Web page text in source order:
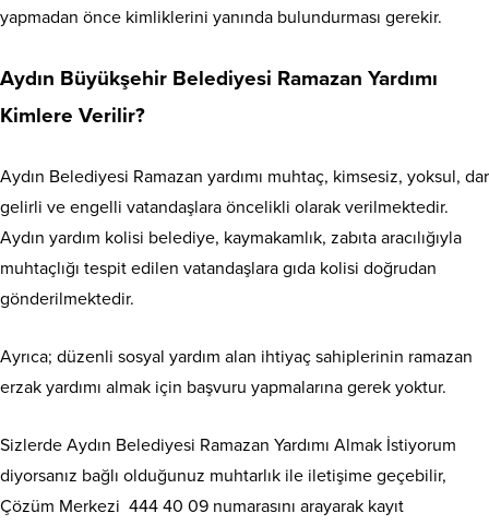
yapmadan önce kimliklerini yanında bulundurması gerekir.
Aydın Büyükşehir Belediyesi Ramazan Yardımı
Kimlere Verilir?
Aydın Belediyesi Ramazan yardımı muhtaç, kimsesiz, yoksul, dar
gelirli ve engelli vatandaşlara öncelikli olarak verilmektedir.
Aydın yardım kolisi belediye, kaymakamlık, zabıta aracılığıyla
muhtaçlığı tespit edilen vatandaşlara gıda kolisi doğrudan
gönderilmektedir.
Ayrıca; düzenli sosyal yardım alan ihtiyaç sahiplerinin ramazan
erzak yardımı almak için başvuru yapmalarına gerek yoktur.
Sizlerde Aydın Belediyesi Ramazan Yardımı Almak İstiyorum
diyorsanız bağlı olduğunuz muhtarlık ile iletişime geçebilir,
Çözüm Merkezi 444 40 09 numarasını arayarak kayıt